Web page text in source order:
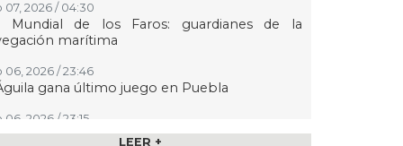
07, 2026 / 04:30
Mundial de los Faros: guardianes de la
marítima
06, 2026 / 23:46
gana último juego en Puebla
06, 2026 / 23:15
México gana oro en
LEER +